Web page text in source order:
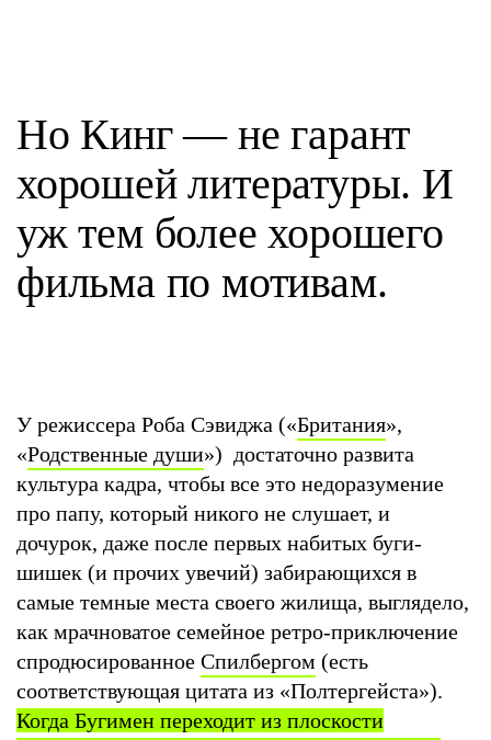
Но Кинг — не гарант
хорошей литературы. И
уж тем более хорошего
фильма по мотивам.
У режиссера Роба Сэвиджа («Британия»,
«Родственные души») достаточно развита
культура кадра, чтобы все это недоразумение
про папу, который никого не слушает, и
дочурок, даже после первых набитых буги-
шишек (и прочих увечий) забирающихся в
самые темные места своего жилища, выглядело,
как мрачноватое семейное ретро-приключение
спродюсированное Спилбергом (есть
соответствующая цитата из «Полтергейста»).
Когда Бугимен переходит из плоскости